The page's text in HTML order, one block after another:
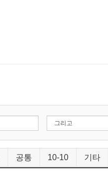
공통 10-10 기타